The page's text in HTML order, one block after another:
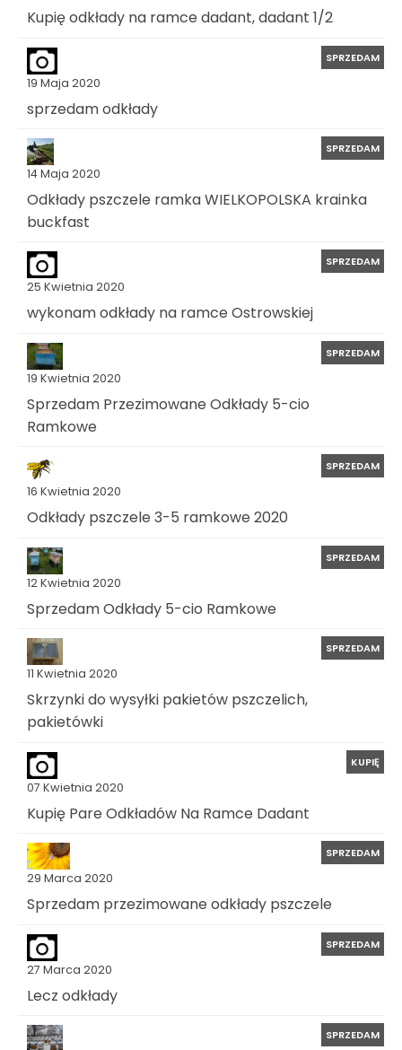
Kupię odkłady na ramce dadant, dadant 1/2
19 Maja 2020
SPRZEDAM
sprzedam odkłady
14 Maja 2020
SPRZEDAM
Odkłady pszczele ramka WIELKOPOLSKA krainka
buckfast
25 Kwietnia 2020
SPRZEDAM
wykonam odkłady na ramce Ostrowskiej
19 Kwietnia 2020
SPRZEDAM
Sprzedam Przezimowane Odkłady 5-cio
Ramkowe
16 Kwietnia 2020
SPRZEDAM
Odkłady pszczele 3-5 ramkowe 2020
12 Kwietnia 2020
SPRZEDAM
Sprzedam Odkłady 5-cio Ramkowe
11 Kwietnia 2020
SPRZEDAM
Skrzynki do wysyłki pakietów pszczelich,
pakietówki
07 Kwietnia 2020
KUPIĘ
Kupię Pare Odkładów Na Ramce Dadant
29 Marca 2020
SPRZEDAM
Sprzedam przezimowane odkłady pszczele
27 Marca 2020
SPRZEDAM
Lecz odkłady
SPRZEDAM